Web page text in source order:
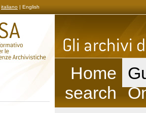
italiano | English
Home
search